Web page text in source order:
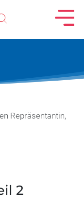
Repräsentantin,
2